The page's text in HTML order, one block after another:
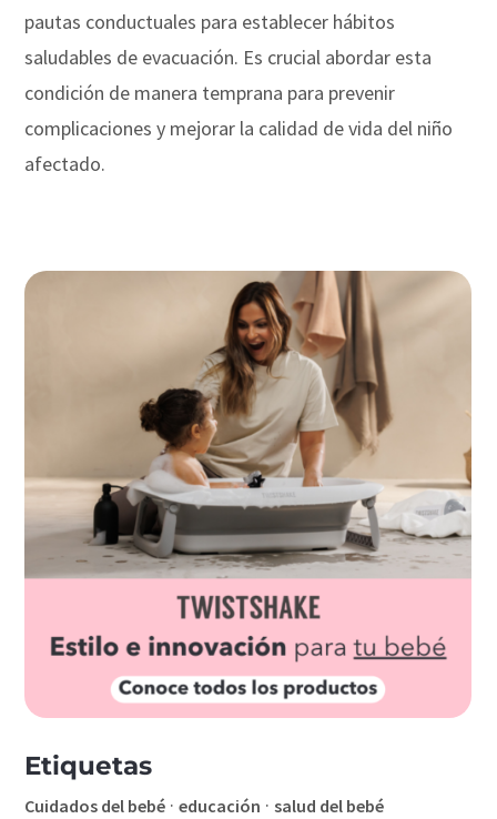
pautas conductuales para establecer hábitos
saludables de evacuación. Es crucial abordar esta
condición de manera temprana para prevenir
complicaciones y mejorar la calidad de vida del niño
afectado.
Etiquetas
Cuidados del bebé ·educación ·salud del bebé